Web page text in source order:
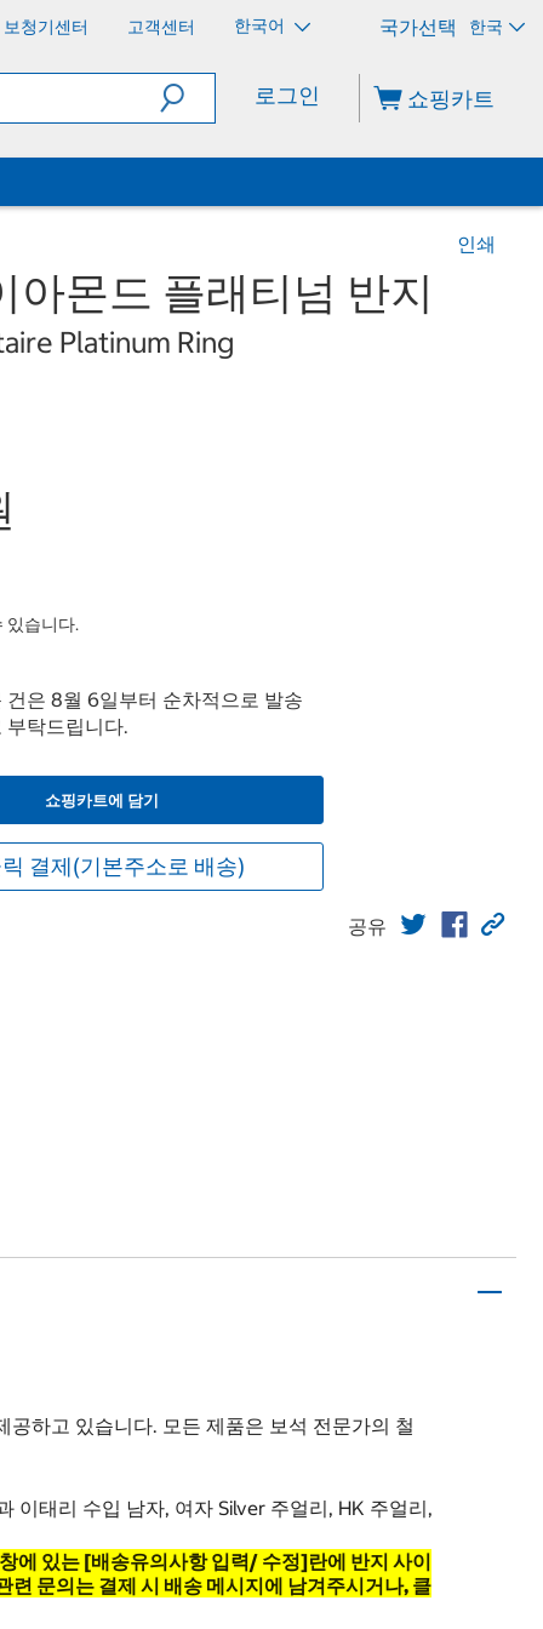
보청기센터 고객센터 한국어 한국
로그인 쇼핑카트
인쇄
몬드 플래티넘 반지
Platinum Ring
있습니다.
건은 8월 6일부터 순차적으로 발송
부탁드립니다.
쇼핑카트에 담기
결제(기본주소로 배송)
공유
하고 있습니다. 모든 제품은 보석 전문가의 철
이태리 수입 남자, 여자 Silver 주얼리, HK 주얼리,
에 있는 [배송유의사항 입력/ 수정]란에 반지 사이
문의는 결제 시 배송 메시지에 남겨주시거나, 클